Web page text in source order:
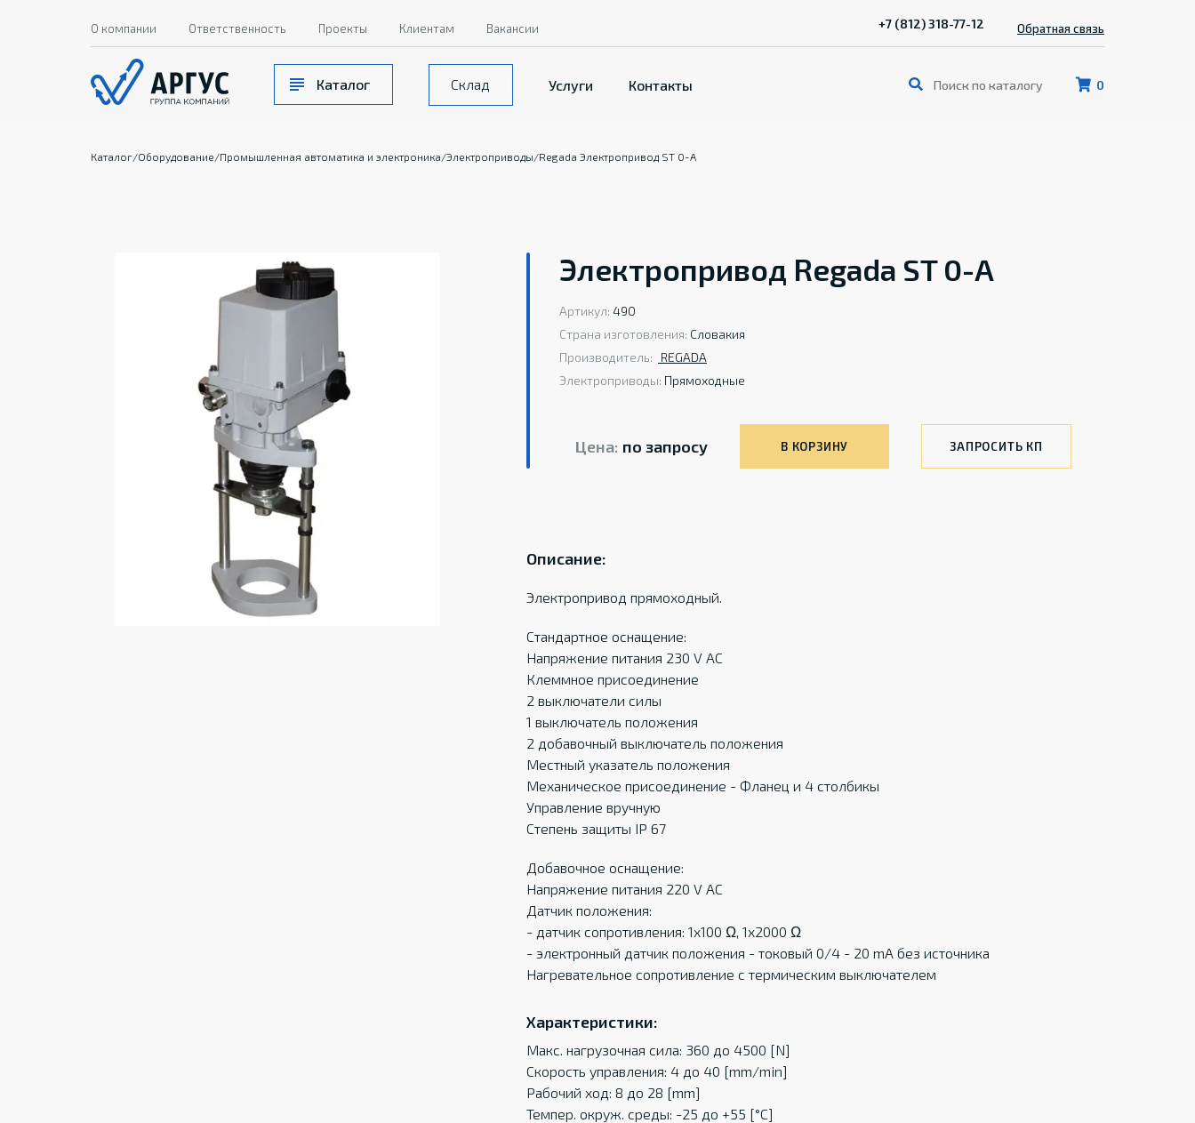
0
Каталог Склад Услуги Контакты
О компании Ответственность Проекты Клиентам Вакансии +7 (812) 318-77-12 Обратная связь
Каталог/Оборудование/Промышленная автоматика и электроника/Электроприводы/Regada Электропривод ST 0-A
Электропривод Regada ST 0-A
Артикул: 490
Страна изготовления: Словакия
Производитель:
REGADA
Электроприводы: Прямоходные
Цена: по запросу В КОРЗИНУ ЗАПРОСИТЬ КП
Описание:
Электропривод прямоходный.
Стандартное оснащение:
Напряжение питания 230 V AC
Клеммное присоединение
2 выключатели силы
1 выключатель положения
2 добавочный выключатель положения
Местный указатель положения
Механическое присоединение - Фланец и 4 столбикы
Управление вручную
Степень защиты IP 67
Добавочное оснащение:
Напряжение питания 220 V AC
Датчик положения:
- датчик сопротивления: 1x100 Ω, 1x2000 Ω
- электронный датчик положения - токовый 0/4 - 20 mA без источника
Нагревательное сопротивление с термическим выключателем
Характеристики:
Макс. нагрузочная сила: 360 до 4500 [N]
Скорость управления: 4 до 40 [mm/min]
Рабочий ход: 8 до 28 [mm]
Темпер. oкруж. среды: -25 до +55 [°C]